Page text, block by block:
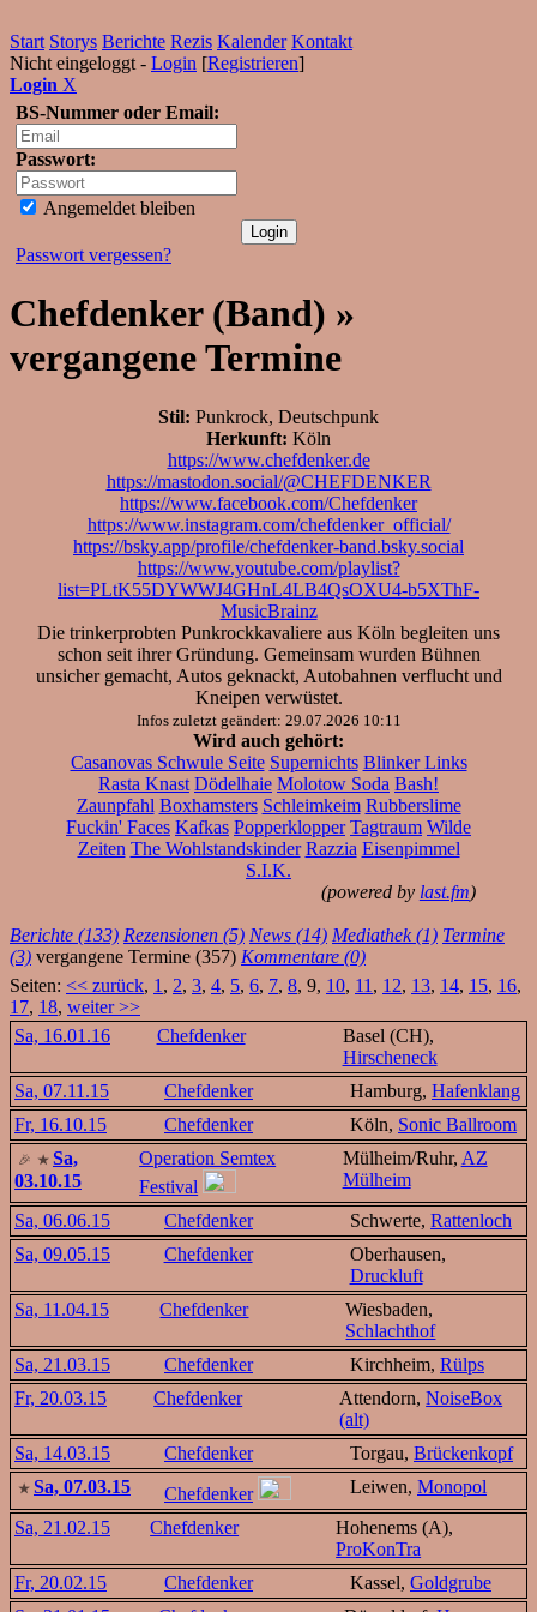
Start Storys Berichte Rezis Kalender Kontakt
Nicht eingeloggt - Login [Registrieren]
Login X
BS-Nummer oder Email:
Passwort:
Angemeldet bleiben
Passwort vergessen?
Chefdenker (Band) »
vergangene Termine
Stil: Punkrock, Deutschpunk
Herkunft: Köln
https://www.chefdenker.de
https://mastodon.social/@CHEFDENKER
https://www.facebook.com/Chefdenker
https://www.instagram.com/chefdenker_official/
https://bsky.app/profile/chefdenker-band.bsky.social
https://www.youtube.com/playlist?
list=PLtK55DYWWJ4GHnL4LB4QsOXU4-b5XThF-
MusicBrainz
Die trinkerprobten Punkrockkavaliere aus Köln begleiten uns
schon seit ihrer Gründung. Gemeinsam wurden Bühnen
unsicher gemacht, Autos geknackt, Autobahnen verflucht und
Kneipen verwüstet.
Infos zuletzt geändert: 29.07.2026 10:11
Wird auch gehört:
Casanovas Schwule Seite Supernichts Blinker Links
Rasta Knast Dödelhaie Molotow Soda Bash!
Zaunpfahl Boxhamsters Schleimkeim Rubberslime
Fuckin' Faces Kafkas Popperklopper Tagtraum Wilde
Zeiten The Wohlstandskinder Razzia Eisenpimmel
S.I.K.
(powered by last.fm)
Berichte (133) Rezensionen (5) News (14) Mediathek (1) Termine
(3) vergangene Termine (357) Kommentare (0)
Seiten: << zurück, 1 , 2, 3, 4, 5, 6, 7, 8, 9, 10, 11 , 12, 13, 14, 15, 16,
17, 18, weiter >>
Sa, 16.01.16
Chefdenker
Basel (CH),
Hirscheneck
Sa, 07.11.15
Chefdenker Hamburg, Hafenklang
Fr, 16.10.15
Chefdenker Köln, Sonic Ballroom
Sa,
03.10.15
Operation Semtex
Festival
Mülheim/Ruhr, AZ
Mülheim
Sa, 06.06.15
Chefdenker Schwerte, Rattenloch
Sa, 09.05.15
Chefdenker
Oberhausen,
Druckluft
Sa, 11.04.15
Chefdenker
Wiesbaden,
Schlachthof
Sa, 21.03.15
Chefdenker Kirchheim, Rülps
Fr, 20.03.15
Chefdenker Attendorn,NoiseBox
(alt)
Sa, 14.03.15
Chefdenker Torgau, Brückenkopf
Sa, 07.03.15
Chefdenker Leiwen, Monopol
Sa, 21.02.15
Chefdenker
Hohenems (A),
ProKonTra
Fr, 20.02.15
Chefdenker Kassel, Goldgrube